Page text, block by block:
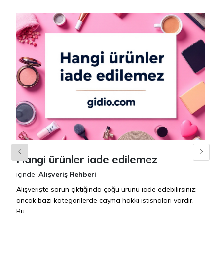
Hangi ürünler iade edilemez
içinde Alışveriş Rehberi
Alışverişte sorun çıktığında çoğu ürünü iade edebilirsiniz;
ancak bazı kategorilerde cayma hakkı istisnaları vardır.
Bu...